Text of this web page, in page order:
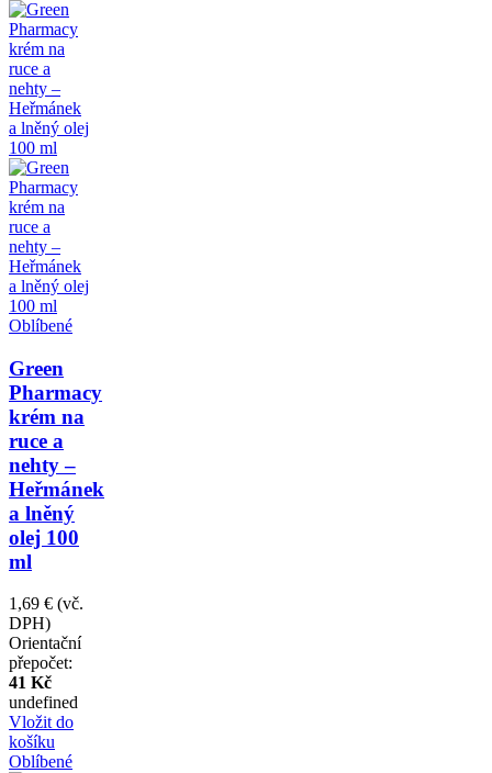
Oblíbené
Green
Pharmacy
krém na
ruce a
nehty –
Heřmánek
a lněný
olej 100
ml
1,69 € (vč.
DPH)
Orientační
přepočet:
41 Kč
undefined
Vložit do
košíku
Oblíbené